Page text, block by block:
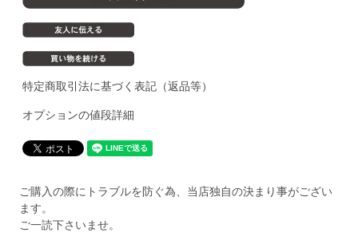
特定商取引法に基づく表記（返品等）
オプションの値段詳細
ご購入の際にトラブルを防ぐ為、当店独自の決まり事がござい
ます。
ご一読下さいませ。